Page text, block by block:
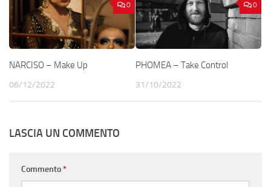
0
NARCISO – Make Up
06/12/2022
0
PHOMEA – Take Control
31/10/2022
LASCIA UN COMMENTO
Commento*